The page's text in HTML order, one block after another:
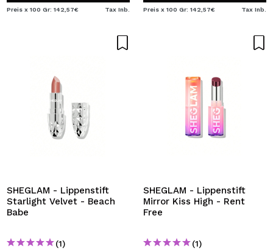
Preis x 100 Gr: 142,57€ Tax Inb. Preis x 100 Gr: 142,57€ Tax Inb.
SHEGLAM - Lippenstift
Starlight Velvet - Beach
Babe
(1)
SHEGLAM - Lippenstift
Mirror Kiss High - Rent
Free
(1)